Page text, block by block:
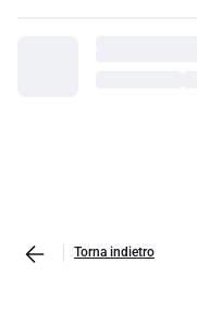
Torna indietro